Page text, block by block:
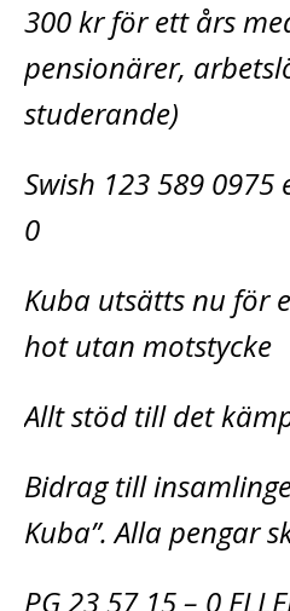
300 kr för ett års
pensionärer,
studerande)
Swish 123 589 0975
0
Kuba utsätts nu för
hot utan motstycke
Allt stöd till det
Bidrag till
Kuba”. Alla pengar
PG 23 57 15 – 0